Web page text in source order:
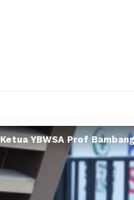
Ketua YBWSA Prof